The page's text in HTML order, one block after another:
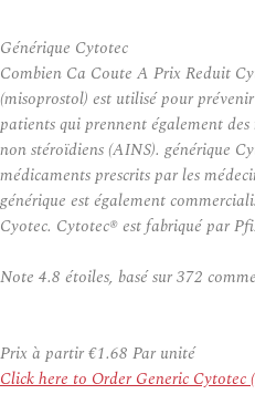
Générique Cytotec
Combien Ca Coute A Prix Reduit
(misoprostol) est utilisé pour prévenir
patients qui prennent également
non stéroïdiens (AINS). générique
médicaments prescrits par les
générique est également
Cyotec. Cytotec® est fabriqué par
Note 4.8 étoiles, basé sur372
Prix à partir€1.68 Par unité
Click here to Order Generic